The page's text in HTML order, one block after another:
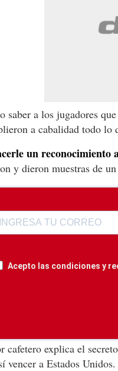
saber a los jugadores
a cabalidad todo lo
un reconocimiento
y dieron muestras de
Acepto las condiciones y
cafetero explica el
vencer a Estados Unidos.